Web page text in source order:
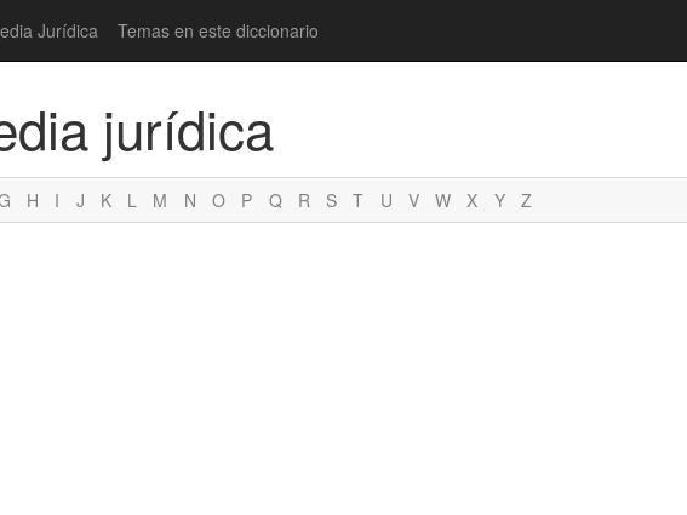
Jurídica Temas en este diccionario
jurídica
H I J K L M N O P Q R S T U V W X Y Z